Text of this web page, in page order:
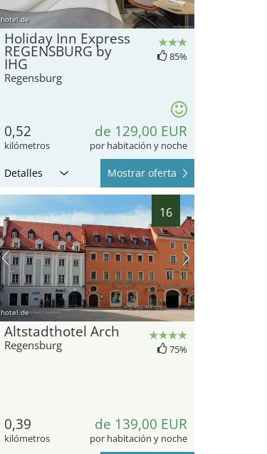
hotel.de
Holiday Inn Express
REGENSBURG by
IHG
Regensburg
85%
0,52
kilómetros
de 129,00 EUR
por habitación y noche
Detalles Mostrar oferta
16
hotel.de
Altstadthotel Arch
Regensburg 75%
0,39
kilómetros
de 139,00 EUR
por habitación y noche